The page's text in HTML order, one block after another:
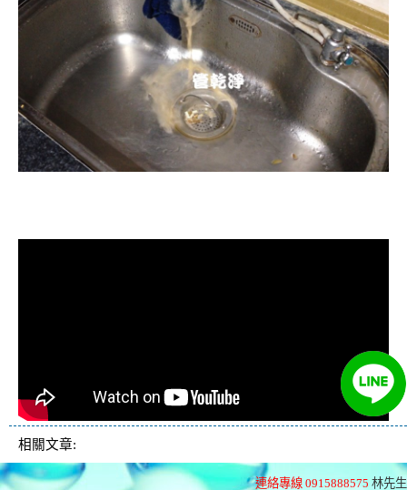
相關文章:
連絡專線 0915888575 林先生